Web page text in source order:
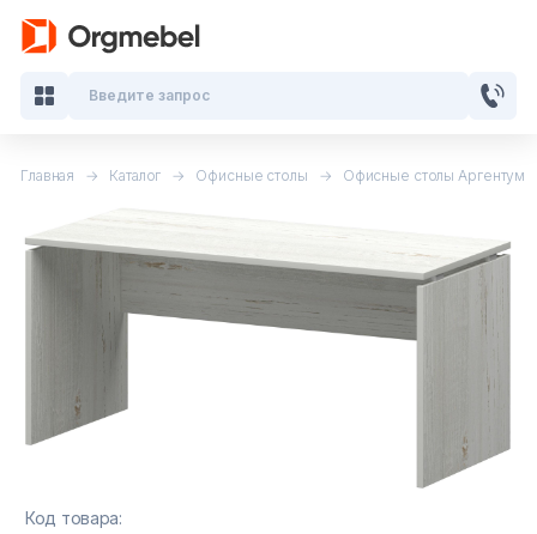
Главная Каталог Офисные столы Офисные столы Аргентум
Код товара:
Введите запрос
Кабинеты руководителя
Мебель для персонала
Столы для переговоров